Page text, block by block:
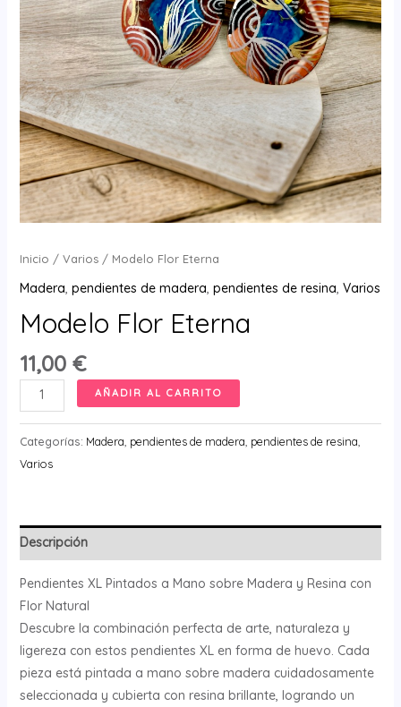
Inicio / Varios/ Modelo Flor Eterna
Madera, pendientes de madera, pendientes de resina, Varios
Modelo Flor Eterna
11,00 €
Modelo
Flor
Eterna
cantidad
AÑADIR AL CARRITO
Categorías: Madera pendientes de madera pendientes de resina
Varios
Descripción
Pendientes XL Pintados a Mano sobre Madera y Resina con
Flor Natural
Descubre la combinación perfecta de arte, naturaleza y
ligereza con estos pendientes XL en forma de huevo. Cada
pieza está pintada a mano sobre madera cuidadosamente
seleccionada y cubierta con resina brillante, logrando un